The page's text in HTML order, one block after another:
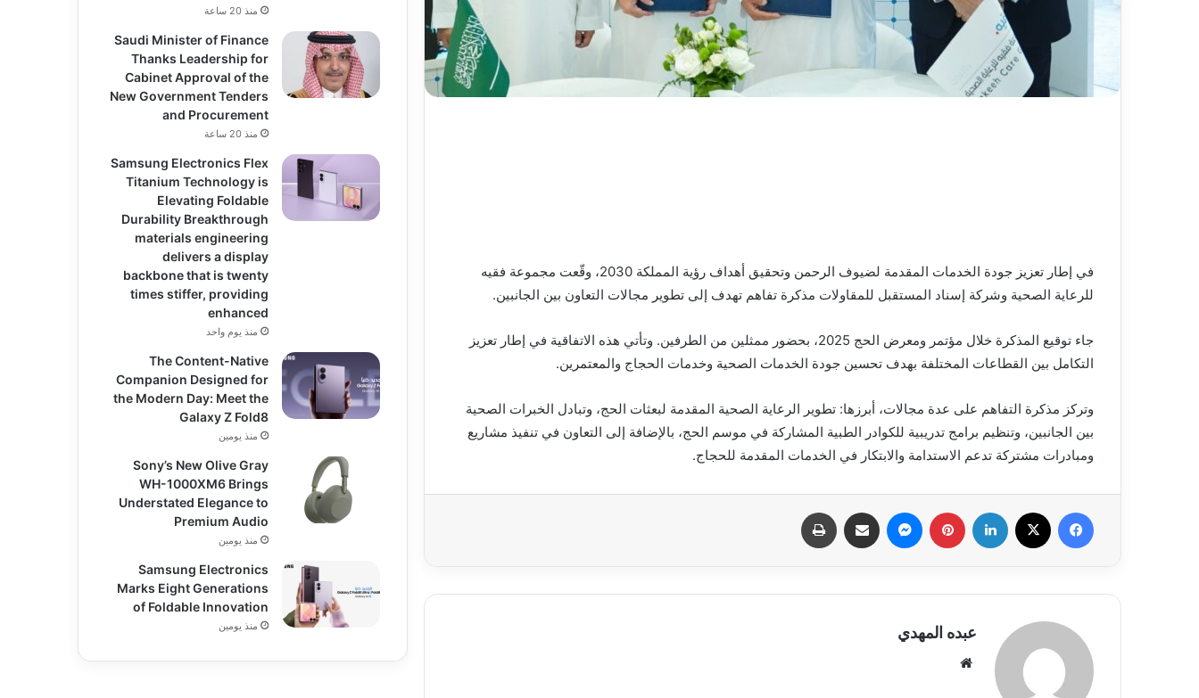
في إطار تعزيز جودة الخدمات المقدمة لضيوف الرحمن وتحقيق أهداف رؤية المملكة 2030، وقّعت مجموعة فقيه
للرعاية الصحية وشركة إسناد المستقبل للمقاولات مذكرة تفاهم تهدف إلى تطوير مجالات التعاون بين الجانبين.
جاء توقيع المذكرة خلال مؤتمر ومعرض الحج 2025، بحضور ممثلين من الطرفين. وتأتي هذه الاتفاقية في إطار تعزيز
التكامل بين القطاعات المختلفة بهدف تحسين جودة الخدمات الصحية وخدمات الحجاج والمعتمرين.
وتركز مذكرة التفاهم على عدة مجالات، أبرزها: تطوير الرعاية الصحية المقدمة لبعثات الحج، وتبادل الخبرات الصحية
بين الجانبين، وتنظيم برامج تدريبية للكوادر الطبية المشاركة في موسم الحج، بالإضافة إلى التعاون في تنفيذ مشاريع
ومبادرات مشتركة تدعم الاستدامة والابتكار في الخدمات المقدمة للحجاج.
عبده المهدي
منذ 20 ساعة
Saudi Minister of Finance
Thanks Leadership for
Cabinet Approval of the
New Government Tenders
and Procurement
منذ 20 ساعة
Samsung Electronics Flex
Titanium Technology is
Elevating Foldable
Durability Breakthrough
materials engineering
delivers a display
backbone that is twenty
times stiffer, providing
enhanced
منذ يوم واحد
The Content-Native
Companion Designed for
the Modern Day: Meet the
Galaxy Z Fold8
منذ يومين
Sony’s New Olive Gray
WH-1000XM6 Brings
Understated Elegance to
Premium Audio
منذ يومين
Samsung Electronics
Marks Eight Generations
of Foldable Innovation
منذ يومين